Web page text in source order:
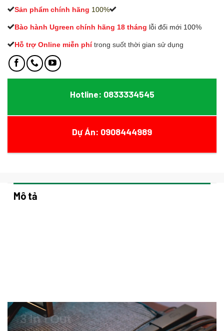
Sản phẩm chính hãng 100%
Bào hành Ugreen chính hãng 18 tháng lỗi đổi mới 100%
Hỗ trợ Online miễn phí trong suốt thời gian sử dụng
Hotline: 0833334545
Dự Án: 0908444989
Mô tả